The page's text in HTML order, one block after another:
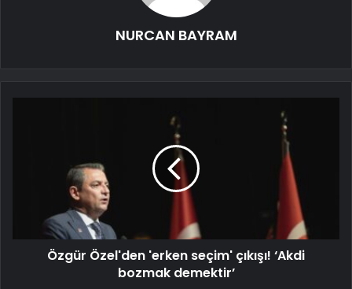
NURCAN BAYRAM
Özgür Özel'den 'erken seçim' çıkışı! ‘Akdi
bozmak demektir’